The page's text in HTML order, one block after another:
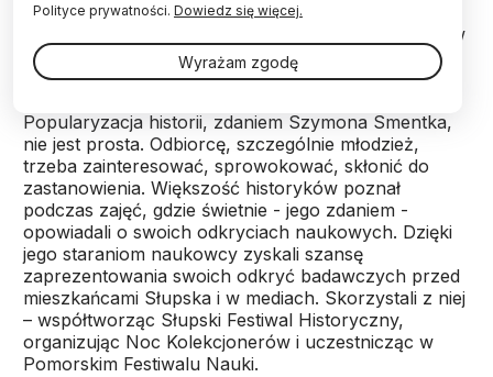
Szymon Smentek jest jednym z finalistów
tegorocznej edycji konkursu Popularyzator Nauki, w
kategorii Animator.
Popularyzacja historii, zdaniem Szymona Smentka,
nie jest prosta. Odbiorcę, szczególnie młodzież,
trzeba zainteresować, sprowokować, skłonić do
zastanowienia. Większość historyków poznał
podczas zajęć, gdzie świetnie - jego zdaniem -
opowiadali o swoich odkryciach naukowych. Dzięki
jego staraniom naukowcy zyskali szansę
zaprezentowania swoich odkryć badawczych przed
mieszkańcami Słupska i w mediach. Skorzystali z niej
– współtworząc Słupski Festiwal Historyczny,
organizując Noc Kolekcjonerów i uczestnicząc w
Pomorskim Festiwalu Nauki.
Polityce prywatności. Dowiedz się więcej.
Wyrażam zgodę